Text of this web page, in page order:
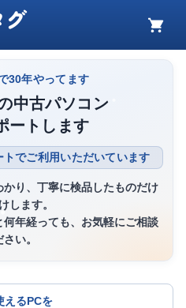
グ
カ
ト
30年やってます
中古パソコン
ートします
でご利用いただいています
り、丁寧に検品したものだけ
します。
年経っても、お気軽にご相談
さい。
えるPCを